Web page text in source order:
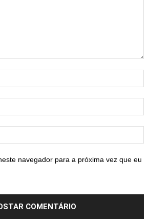
navegador para a próxima vez que eu